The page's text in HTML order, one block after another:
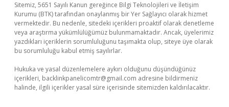
Sitemiz, 5651 Sayılı Kanun gereğince Bilgi Teknolojileri ve İletişim
Kurumu (BTK) tarafından onaylanmış bir Yer Sağlayıcı olarak hizmet
vermektedir. Bu nedenle, sitedeki içerikleri proaktif olarak denetleme
veya araştırma yükümlülüğümüz bulunmamaktadır. Ancak, üyelerimiz
yazdıkları içeriklerin sorumluluğunu taşımakta olup, siteye üye olarak
bu sorumluluğu kabul etmiş sayılırlar.
Hukuka ve yasal düzenlemelere aykırı olduğunu düşündüğünüz
içerikleri, backlinkpanelicomtr@gmail.com adresine bildirmeniz
halinde, ilgili içerikler yasal süre içerisinde sitemizden kaldırılacaktır.